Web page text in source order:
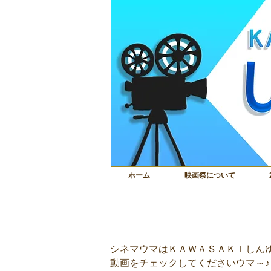
ホーム 映画祭について
シネマウマはＫＡＷＡＳＡＫＩし
動画をチェックしてくださいウマ～♪